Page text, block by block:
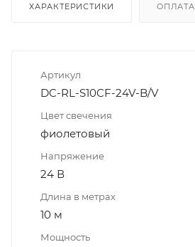
ХАРАКТЕРИСТИКИ ОПЛАТА
Артикул
DC-RL-S10CF-24V-B/V
Цвет свечения
фиолетовый
Напряжение
24 В
Длина в метрах
10 м
Мощность